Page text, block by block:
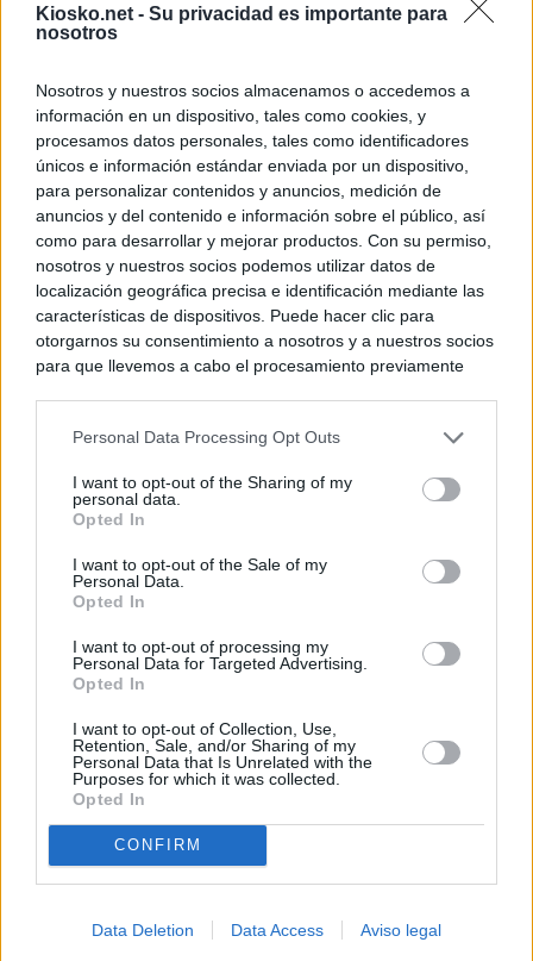
Kiosko.net - Su privacidad es importante para
nosotros
Nosotros y nuestros socios almacenamos o accedemos a
información en un dispositivo, tales como cookies, y
procesamos datos personales, tales como identificadores
únicos e información estándar enviada por un dispositivo,
para personalizar contenidos y anuncios, medición de
anuncios y del contenido e información sobre el público, así
como para desarrollar y mejorar productos. Con su permiso,
nosotros y nuestros socios podemos utilizar datos de
localización geográfica precisa e identificación mediante las
características de dispositivos. Puede hacer clic para
otorgarnos su consentimiento a nosotros y a nuestros socios
para que llevemos a cabo el procesamiento previamente
negar su consentimiento. Tenga en cuenta que algún
de su consentimiento, pero usted tiene el derecho de
rechazar tal procesamiento. Sus preferencias se aplicarán
cualquier momento entrando de nuevo en este sitio web o
visitando nuestra política de privacidad.
Personal Data Processing Opt Outs
I want to opt-out of the Sharing of my
personal data.
Opted In
I want to opt-out of the Sale of my
Personal Data.
Opted In
I want to opt-out of processing my
Personal Data for Targeted Advertising.
Opted In
I want to opt-out of Collection, Use,
Retention, Sale, and/or Sharing of my
Personal Data that Is Unrelated with the
Purposes for which it was collected.
Opted In
CONFIRM
Data Deletion Data Access Aviso legal